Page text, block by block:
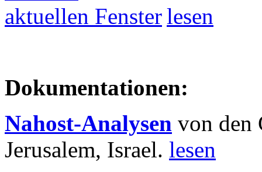
lesen
Dokumentationen:
Nahost-Analysen von den
Jerusalem, Israel. lesen